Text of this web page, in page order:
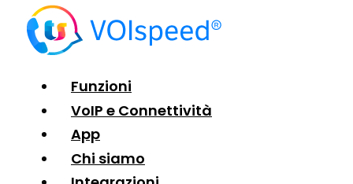
Funzioni
VoIP e Connettività
App
Chi siamo